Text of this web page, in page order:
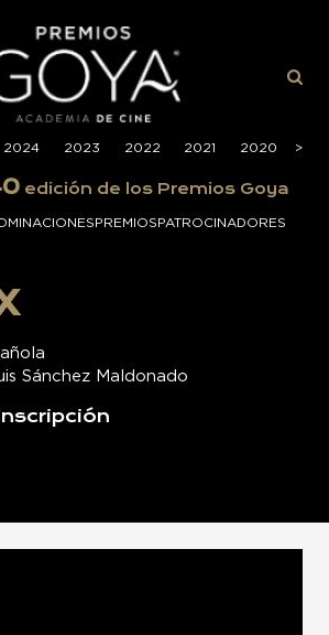
2024 2023 2022 2021 2020 >
edición de los Premios Goya
PREMIOSPATROCINADORES
Sánchez Maldonado